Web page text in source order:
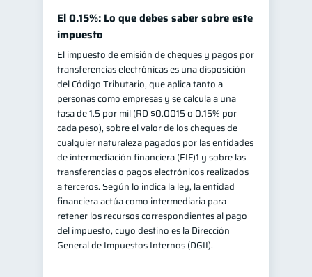
El 0.15%: Lo que debes saber sobre este
impuesto
El impuesto de emisión de cheques y pagos por
transferencias electrónicas es una disposición
del Código Tributario, que aplica tanto a
personas como empresas y se calcula a una
tasa de 1.5 por mil (RD $0.0015 o 0.15% por
cada peso), sobre el valor de los cheques de
cualquier naturaleza pagados por las entidades
de intermediación financiera (EIF)1 y sobre las
transferencias o pagos electrónicos realizados
a terceros. Según lo indica la ley, la entidad
financiera actúa como intermediaria para
retener los recursos correspondientes al pago
del impuesto, cuyo destino es la Dirección
General de Impuestos Internos (DGII).